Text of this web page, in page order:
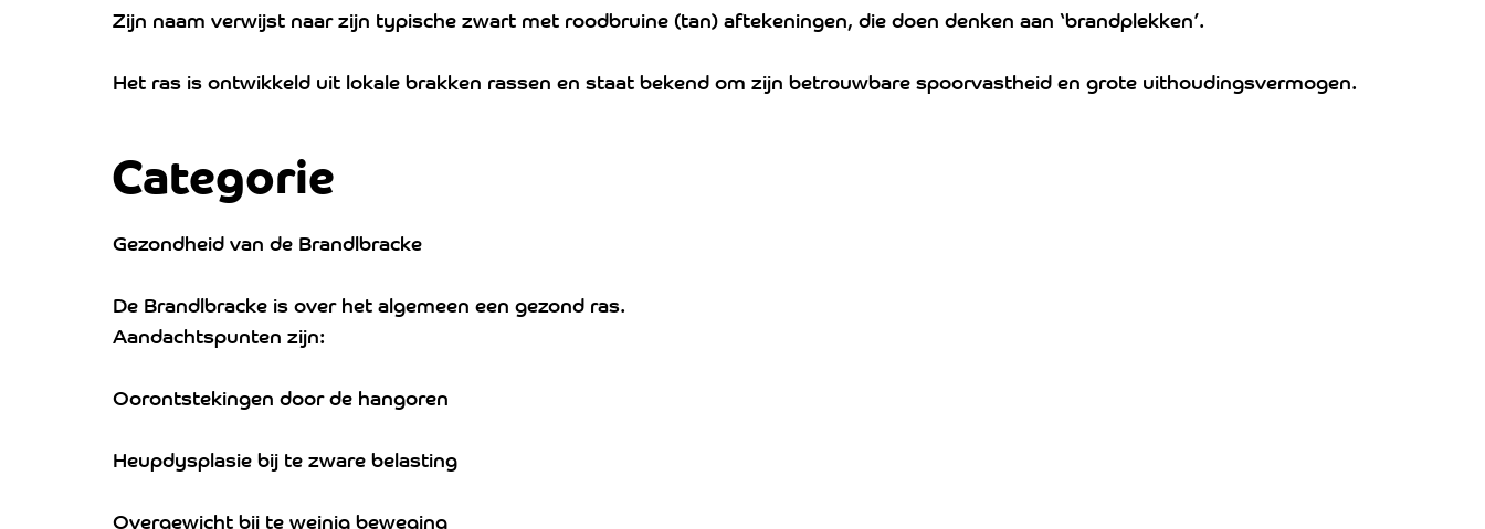
Zijn naam verwijst naar zijn typische zwart met roodbruine (tan) aftekeningen, die doen denken aan ‘brandplekken’.
Het ras is ontwikkeld uit lokale brakken rassen en staat bekend om zijn betrouwbare spoorvastheid en grote uithoudingsvermogen.
Categorie
Gezondheid van de Brandlbracke
De Brandlbracke is over het algemeen een gezond ras.
Aandachtspunten zijn:
Oorontstekingen door de hangoren
Heupdysplasie bij te zware belasting
Overgewicht bij te weinig beweging